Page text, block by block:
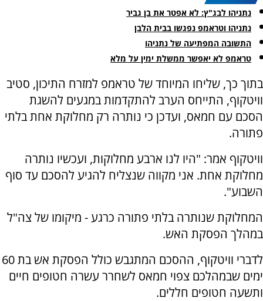
נתניהו לבג"ץ: לא אפטר את בן גביר
נתניהו וטראמפ נפגשו בבית הלבן
התשובה המפתיעה של נתניהו
טראמפ לא יאפשר ממשלת ימין על מלא
בתוך כך, שליחו המיוחד של טראמפ למזרח התיכון, סטיב
וויטקוף, התייחס הערב להתקדמות במגעים להשגת
הסכם עם חמאס, ועדכן כי נותרה רק מחלוקת אחת בלתי
פתורה.
וויטקוף אמר: "היו לנו ארבע מחלוקות, ועכשיו נותרה
מחלוקת אחת. אני מקווה שנצליח להגיע להסכם עד סוף
השבוע".
המחלוקת שנותרה בלתי פתורה כרגע - מיקומו של צה"ל
במהלך הפסקת האש.
לדברי וויטקוף, ההסכם המתגבש כולל הפסקת אש בת 60
ימים שבמהלכם צפוי חמאס לשחרר עשרה חטופים חיים
ותשעה חטופים חללים.